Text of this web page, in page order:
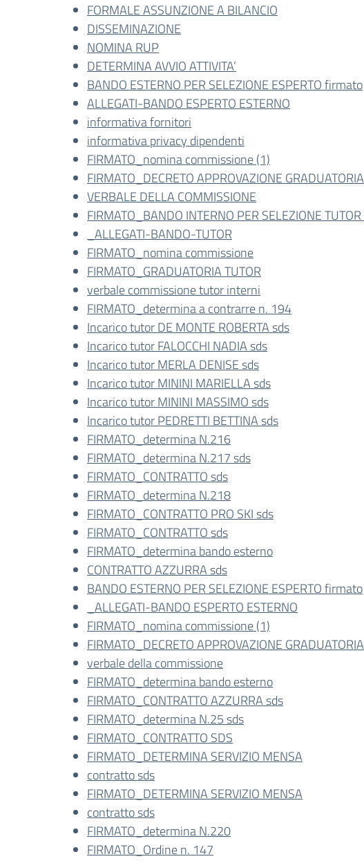
FORMALE ASSUNZIONE A BILANCIO
DISSEMINAZIONE
NOMINA RUP
DETERMINA AVVIO ATTIVITA’
BANDO ESTERNO PER SELEZIONE ESPERTO firmato
ALLEGATI-BANDO ESPERTO ESTERNO
informativa fornitori
informativa privacy dipendenti
FIRMATO_nomina commissione (1)
FIRMATO_DECRETO APPROVAZIONE GRADUATORIA
VERBALE DELLA COMMISSIONE
FIRMATO_BANDO INTERNO PER SELEZIONE
_ALLEGATI-BANDO-TUTOR
FIRMATO_nomina commissione
FIRMATO_GRADUATORIA TUTOR
verbale commissione tutor interni
FIRMATO_determina a contrarre n. 194
Incarico tutor DE MONTE ROBERTA sds
Incarico tutor FALOCCHI NADIA sds
Incarico tutor MERLA DENISE sds
Incarico tutor MININI MARIELLA sds
Incarico tutor MININI MASSIMO sds
Incarico tutor PEDRETTI BETTINA sds
FIRMATO_determina N.216
FIRMATO_determina N.217 sds
FIRMATO_CONTRATTO sds
FIRMATO_determina N.218
FIRMATO_CONTRATTO PRO SKI sds
FIRMATO_CONTRATTO sds
FIRMATO_determina bando esterno
CONTRATTO AZZURRA sds
BANDO ESTERNO PER SELEZIONE ESPERTO firmato
_ALLEGATI-BANDO ESPERTO ESTERNO
FIRMATO_nomina commissione (1)
FIRMATO_DECRETO APPROVAZIONE GRADUATORIA
verbale della commissione
FIRMATO_determina bando esterno
FIRMATO_CONTRATTO AZZURRA sds
FIRMATO_determina N.25 sds
FIRMATO_CONTRATTO SDS
FIRMATO_DETERMINA SERVIZIO MENSA
contratto sds
FIRMATO_DETERMINA SERVIZIO MENSA
contratto sds
FIRMATO_determina N.220
FIRMATO_Ordine n. 147